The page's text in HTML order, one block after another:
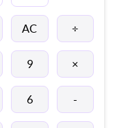
AC ÷
9 ×
6 -